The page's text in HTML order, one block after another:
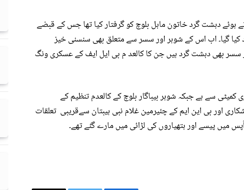
ہوئے دہشت گرد خاتون ماہل بلوچ کو گرفتار کیا تھا جس کے قبضے
مواد برآمد کیا گیا۔ اب اس کے شوہر اور سسر سے متعلق بھی سنسنی خیز
سسر بھی دہشت گرد ہیں جن کا کالعد م بی ایل ایف کے عسکری ونگ
سے ہے جبکہ شوہر بیباگار بلوچ کے کالعدم تنظیم کے
اور بی این ایم کے چئیرمین غلام نبی ہیبتان سےقریبی تعلقات